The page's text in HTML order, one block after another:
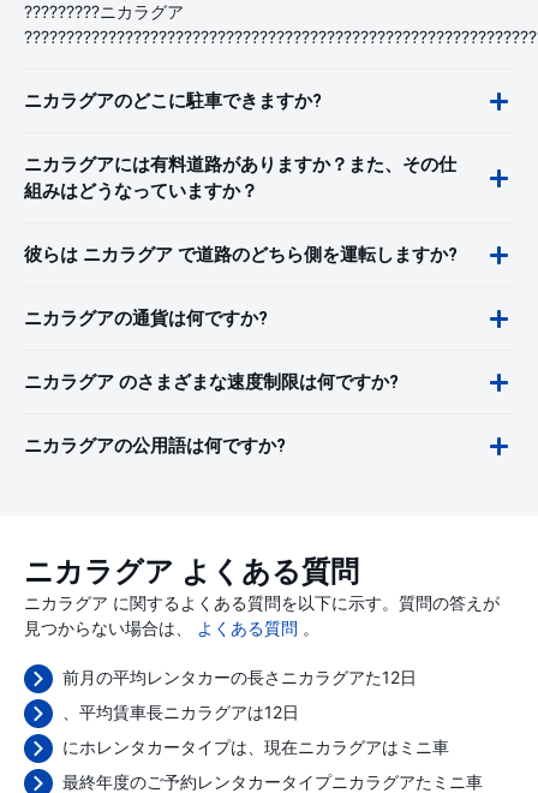
?????????ニカラグア
ニカラグアのどこに駐車できますか?
ニカラグアには有料道路がありますか？また、その仕
組みはどうなっていますか？
彼らは ニカラグア で道路のどちら側を運転しますか?
ニカラグアの通貨は何ですか?
ニカラグア のさまざまな速度制限は何ですか?
ニカラグアの公用語は何ですか?
ニカラグア よくある質問
ニカラグア に関するよくある質問を以下に示す。質問の答えが
見つからない場合は、
よくある質問 。
前月の平均レンタカーの長さニカラグアた12日
、平均賃車長ニカラグアは12日
にホレンタカータイプは、現在ニカラグアはミニ車
最終年度のご予約レンタカータイプニカラグアたミニ車